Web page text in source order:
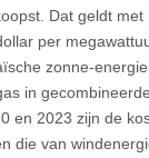
Dat geldt
per
zonne-
in
en 2023 zijn de
die van